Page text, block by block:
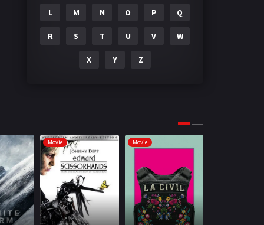
L M N O P Q
R S T U V W
X Y Z
Movie Movie